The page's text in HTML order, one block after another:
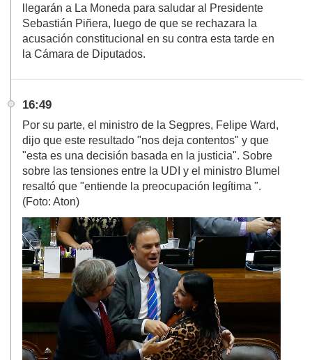
llegarán a La Moneda para saludar al Presidente
Sebastián Piñera, luego de que se rechazara la
acusación constitucional en su contra esta tarde en
la Cámara de Diputados.
16:49
Por su parte, el ministro de la Segpres, Felipe Ward,
dijo que este resultado "nos deja contentos" y que
"esta es una decisión basada en la justicia". Sobre
sobre las tensiones entre la UDI y el ministro Blumel
resaltó que "entiende la preocupación legítima ".
(Foto: Aton)